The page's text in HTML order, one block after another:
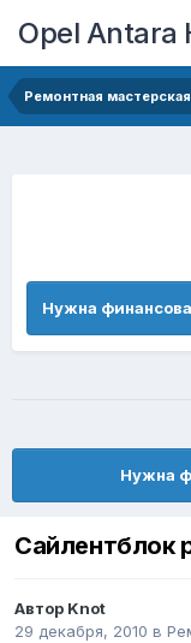
Opel Antara
Ремонтная мастерская
Нужна
Сайлентблок
Автор Knot
29 декабря, 2010 в
Нужна